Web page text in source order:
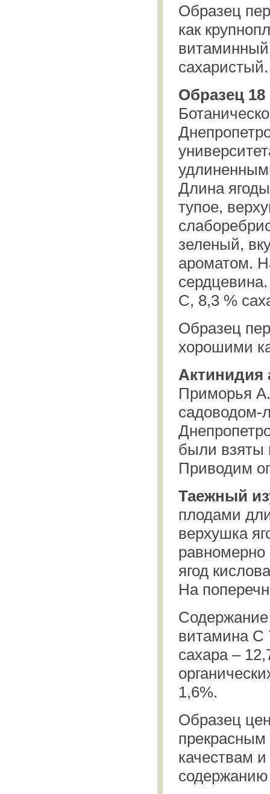
Образец
как
сахаристый.
Образец 18
Длина
тупое,
зеленый,
ароматом.
С, 8,3 %
Образец
хорошими
Актинидия
Приморья
были взяты
Приводим
Таежный
плодами
верхушка
равномерно
ягод
На
витамина С
сахара –
1,6%.
Образец
качествам